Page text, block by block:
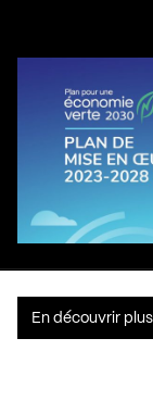
En découvrir plus